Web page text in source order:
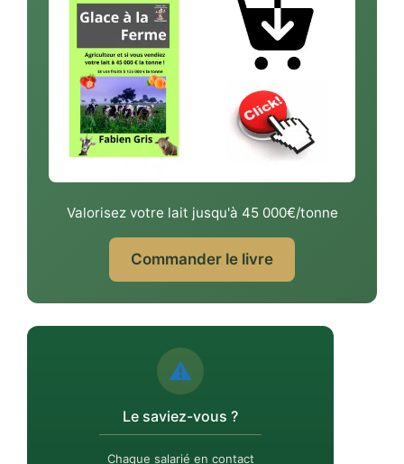
Valorisez votre lait jusqu'à 45 000€/tonne
Commander le livre
⚠️
Le saviez-vous ?
Chaque salarié en contact